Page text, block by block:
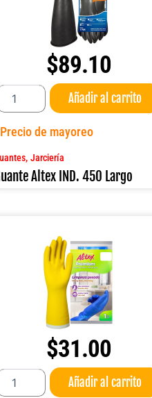
$89.10
Altex
Añadir al carrito
de mayoreo
,Jarciería
Altex IND. 450 Largo
$31.00
Altex
Añadir al carrito